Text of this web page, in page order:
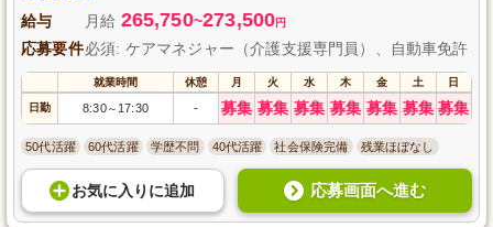
給与 月給 265,750~273,500円
応募要件必須: ケアマネジャー（介護支援専門員）、自動車免許
就業時間 休憩 月 火 水 木 金 土 日
日勤 8:30～ 17:30 - 募集 募集 募集 募集 募集 募集 募集
50代活躍 60代活躍 学歴不問 40代活躍 社会保険完備 残業ほぼなし
お気に入り に追加 応募画面へ進む